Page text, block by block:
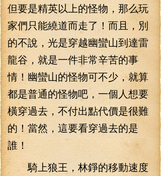
但要是精英以上的怪物，那么玩
家們只能繞道而走了！而且，別
的不說，光是穿越幽蠻山到達雷
龍谷，就是一件非常辛苦的事
情！幽蠻山的怪物可不少，就算
都是普通的怪物吧，一個人想要
橫穿過去，不付出點代價是很難
的！當然，這要看穿過去的是
誰！
騎上狼王，林錚的移動速度